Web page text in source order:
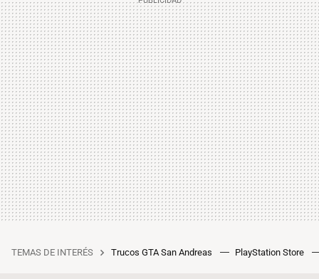
TEMAS DE INTERÉS Trucos GTA San Andreas PlayStation Store